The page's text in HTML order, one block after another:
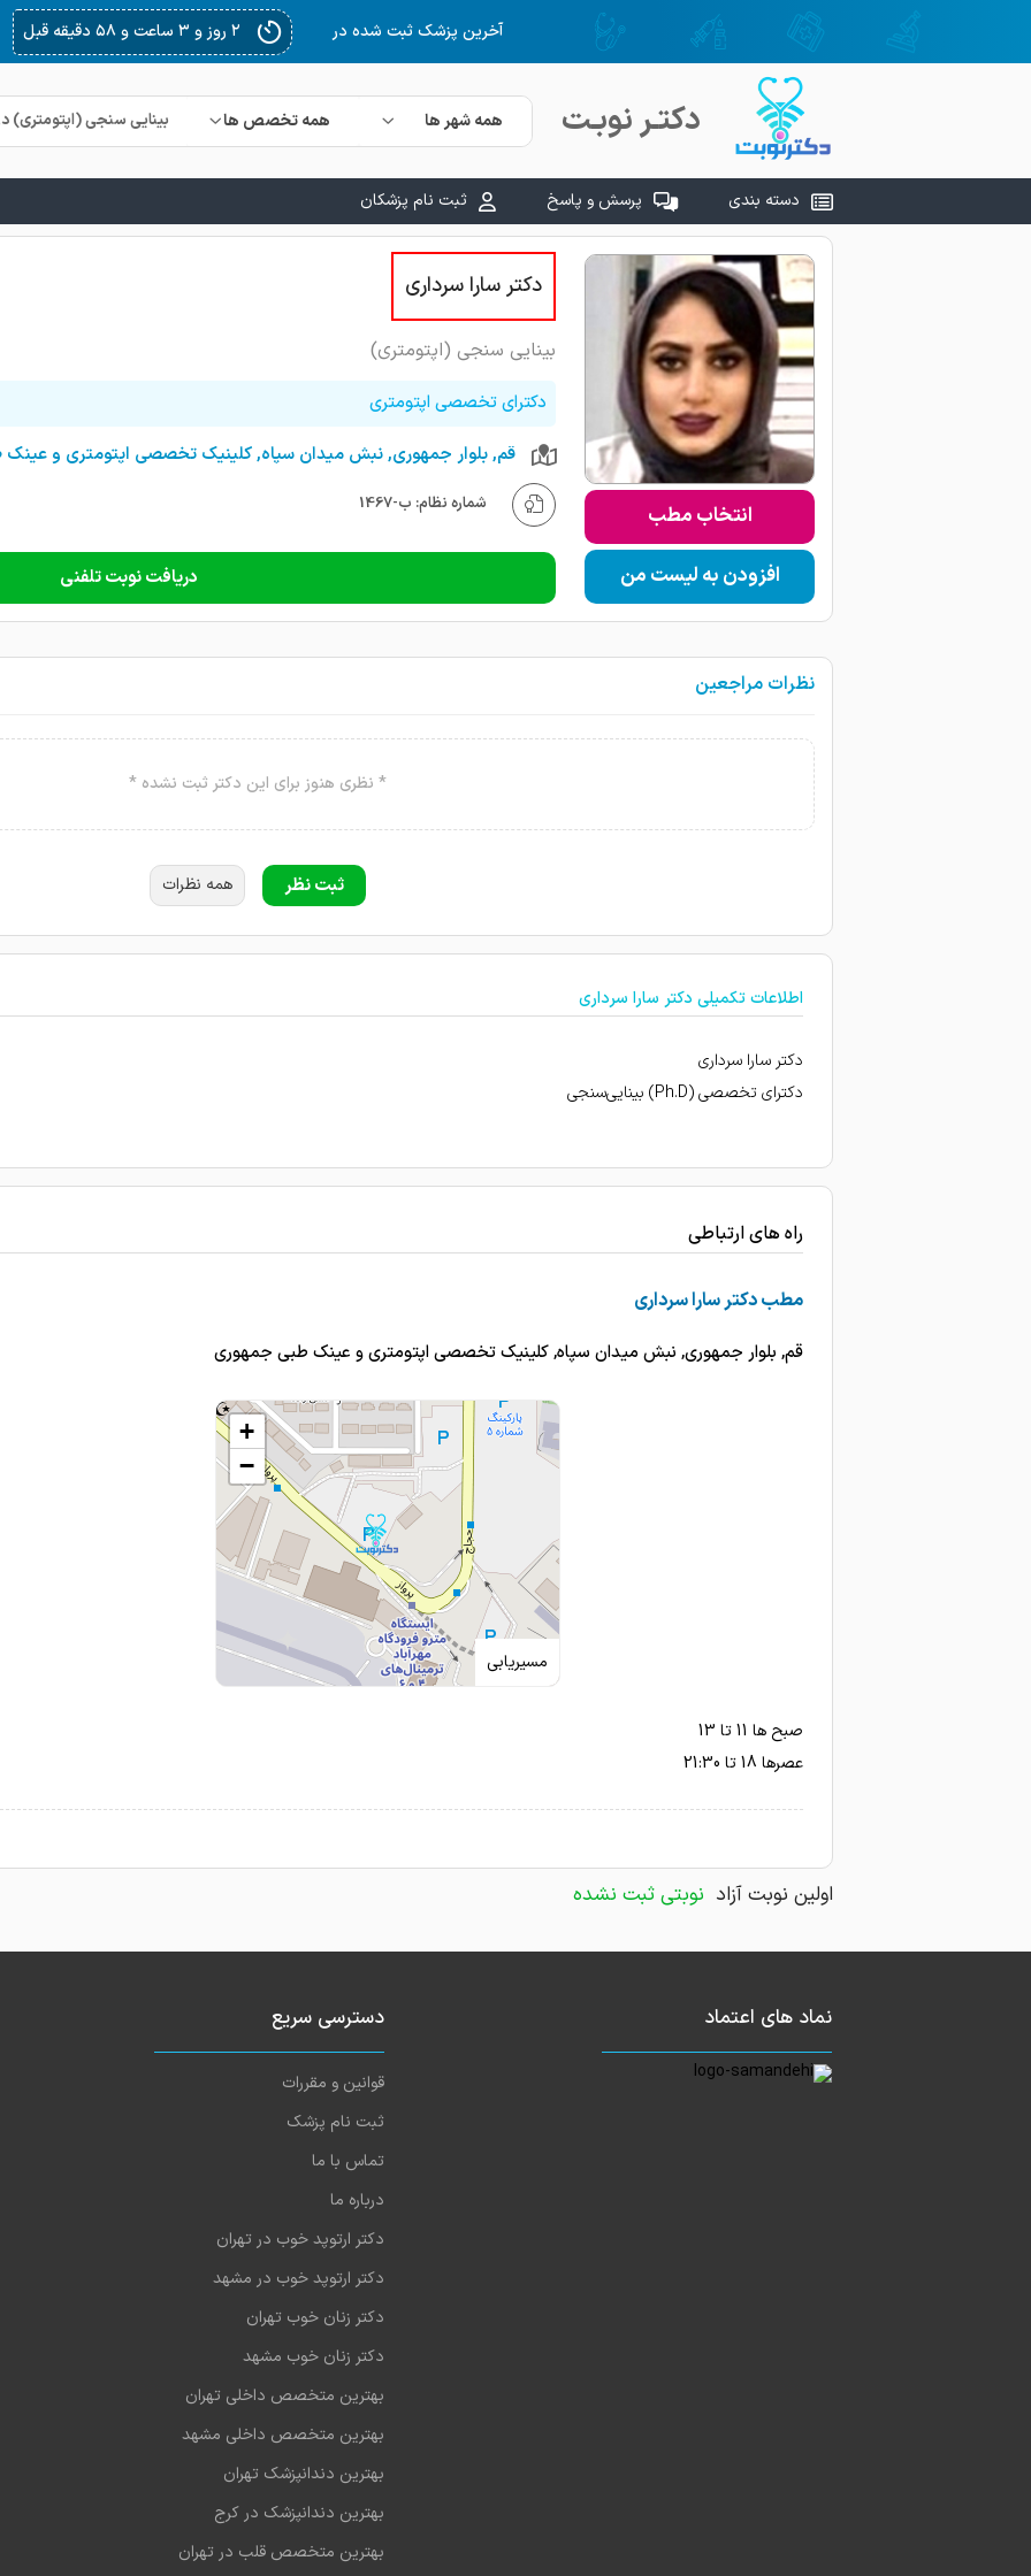
آخرین پزشک ثبت شده در ۳ روز و ۲ ساعت و ۴۸ دقیقه قبل
دکتـر نوبـت همه شهر ها همه تخصص ها
دسته بندی پرسش و پاسخ ثبت نام پزشکان
انتخاب مطب
افزودن به لیست من
دکتر سارا سرداری
بینایی سنجی (اپتومتری)
دکترای تخصصی اپتومتری
قم, بلوار جمهوری, نبش میدان سپاه, کلینیک تخصصی اپتومتری و
شماره نظام: ب-1467
دریافت نوبت تلفنی
نظرات مراجعین
* نظری هنوز برای این دکتر ثبت نشده *
ثبت نظر همه نظرات
اولین نوبت آزاد نوبتی ثبت نشده
اطلاعات تکمیلی دکتر سارا سرداری
دکتر سارا سرداری
دکترای تخصصی (Ph.D) بینایی‌سنجی
راه های ارتباطی
مطب دکتر سارا سرداری
قم, بلوار جمهوری, نبش میدان سپاه, کلینیک تخصصی اپتومتری و عینک طبی جمهوری
مسیریابی
+
−
صبح ها 11 تا 13
عصرها 18 تا 21:30
نماد های اعتماد دسترسی سریع
قوانین و مقررات
ثبت نام پزشک
تماس با ما
درباره ما
دکتر ارتوپد خوب در تهران
دکتر ارتوپد خوب در مشهد
دکتر زنان خوب تهران
دکتر زنان خوب مشهد
بهترین متخصص داخلی تهران
بهترین متخصص داخلی مشهد
بهترین دندانپزشک تهران
بهترین دندانپزشک در کرج
بهترین متخصص قلب در تهران